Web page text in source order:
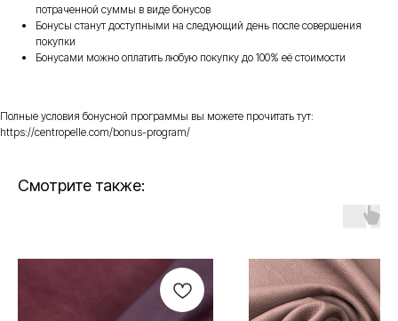
потраченной суммы в виде бонусов
Бонусы станут доступными на следующий день после совершения
покупки
Бонусами можно оплатить любую покупку до 100% её стоимости
Полные условия бонусной программы вы можете прочитать тут:
https://centropelle.com/bonus-program/
Смотрите также: